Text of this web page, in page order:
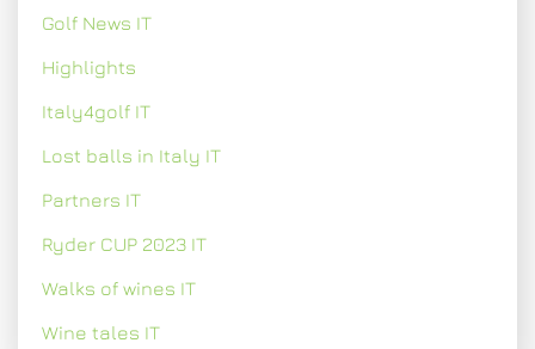
Golf News IT
Highlights
Italy4golf IT
Lost balls in Italy IT
Partners IT
Ryder CUP 2023 IT
Walks of wines IT
Wine tales IT